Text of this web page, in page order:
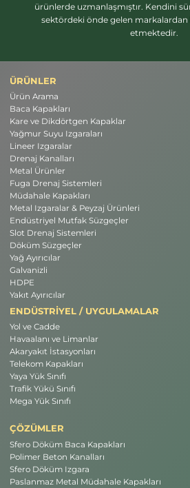
ürünlerde uzmanlaşmıştır. Kendini
sektördeki önde gelen
etmektedir.
ÜRÜNLER
Ürün Arama
Baca Kapakları
Kare ve Dikdörtgen Kapaklar
Yağmur Suyu Izgaraları
Lineer Izgaralar
Drenaj Kanalları
Metal Ürünler
Fuga Drenaj Sistemleri
Müdahale Kapakları
Metal Izgaralar & Peyzaj Ürünleri
Endüstriyel Mutfak Süzgeçler
Slot Drenaj Sistemleri
Döküm Süzgeçler
Yağ Ayırıcılar
Galvanizli
HDPE
Yakıt Ayırıcılar
ENDÜSTRİYEL / UYGULAMALAR
Yol ve Cadde
Havaalanı ve Limanlar
Akaryakıt İstasyonları
Telekom Kapakları
Yaya Yük Sınıfı
Trafik Yükü Sınıfı
Mega Yük Sınıfı
ÇÖZÜMLER
Sfero Döküm Baca Kapakları
Polimer Beton Kanalları
Sfero Döküm Izgara
Paslanmaz Metal Müdahale Kapakları